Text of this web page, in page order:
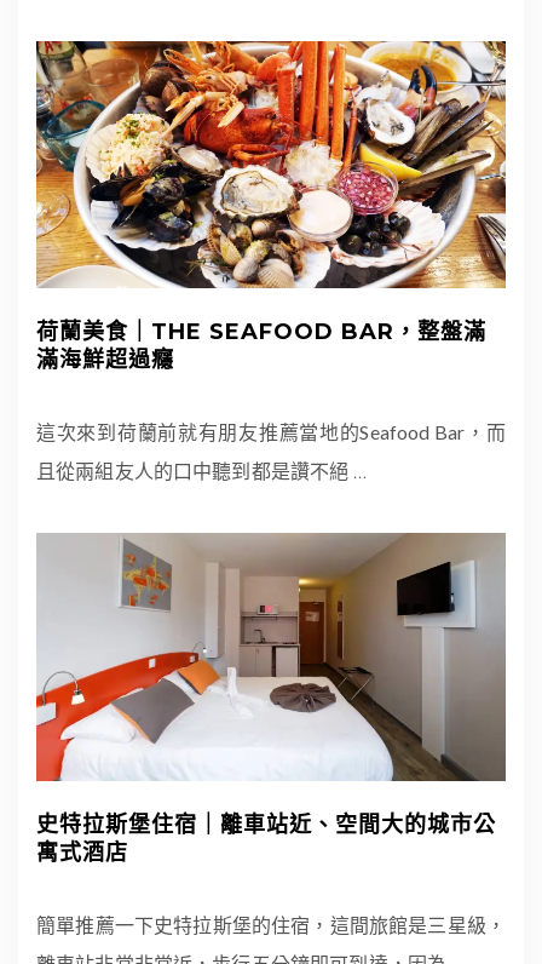
荷蘭美食｜THE SEAFOOD BAR，整盤滿
滿海鮮超過癮
這次來到荷蘭前就有朋友推薦當地的Seafood Bar，而
且從兩組友人的口中聽到都是讚不絕 …
史特拉斯堡住宿｜離車站近、空間大的城市公
寓式酒店
簡單推薦一下史特拉斯堡的住宿，這間旅館是三星級，